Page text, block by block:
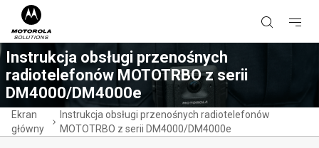
Instrukcja obsługi przenośnych
radiotelefonów MOTOTRBO z serii
DM4000/DM4000e
Ekran
główny
Instrukcja obsługi przenośnych radiotelefonów
MOTOTRBO z serii DM4000/DM4000e